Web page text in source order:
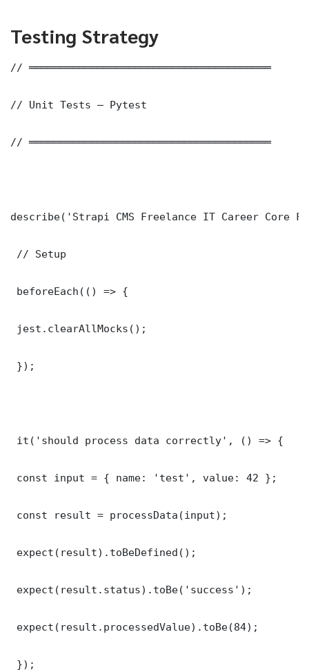
Testing Strategy
// ═══════════════════════════════════════
// Unit Tests — Pytest
// ═══════════════════════════════════════
describe('Strapi CMS Freelance IT Career Core
// Setup
beforeEach(() => {
jest.clearAllMocks();
});
it('should process data correctly', () => {
const input = { name: 'test', value: 42 };
const result = processData(input);
expect(result).toBeDefined();
expect(result.status).toBe('success');
expect(result.processedValue).toBe(84);
});